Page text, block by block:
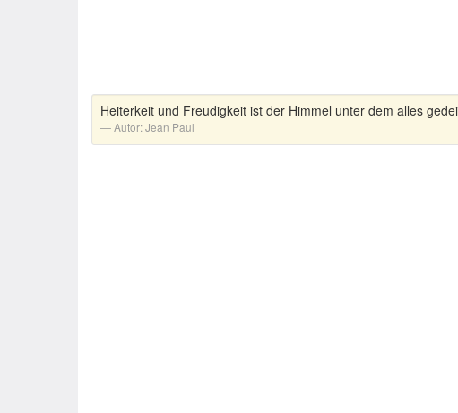
Heiterkeit und Freudigkeit ist der Himmel unter dem alles
Autor:Jean Paul